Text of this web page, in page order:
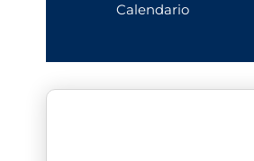
Calendario